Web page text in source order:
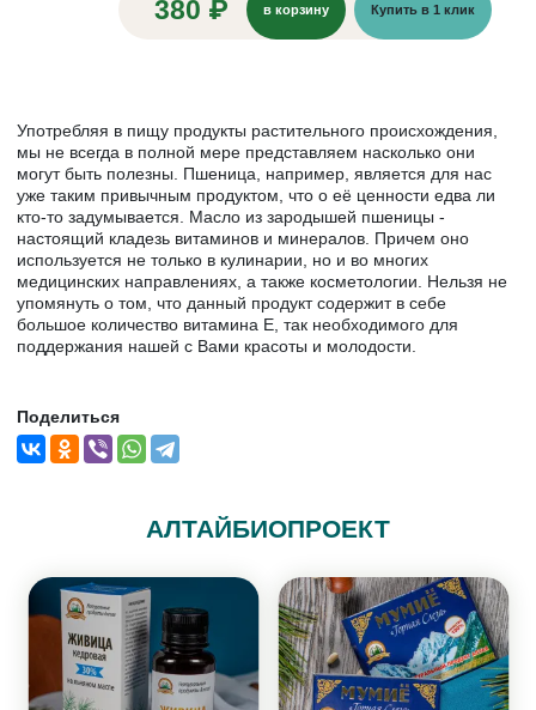
380 ₽ в корзину Купить в 1 клик
Употребляя в пищу продукты растительного происхождения,
мы не всегда в полной мере представляем насколько они
могут быть полезны. Пшеница, например, является для нас
уже таким привычным продуктом, что о её ценности едва ли
кто-то задумывается. Масло из зародышей пшеницы -
настоящий кладезь витаминов и минералов. Причем оно
используется не только в кулинарии, но и во многих
медицинских направлениях, а также косметологии. Нельзя не
упомянуть о том, что данный продукт содержит в себе
большое количество витамина Е, так необходимого для
поддержания нашей с Вами красоты и молодости.
Поделиться
АЛТАЙБИОПРОЕКТ